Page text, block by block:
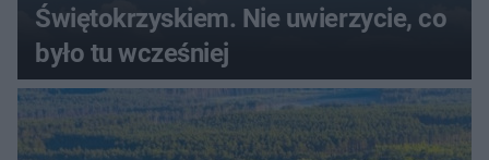
Świętokrzyskiem. Nie uwierzycie, co
było tu wcześniej